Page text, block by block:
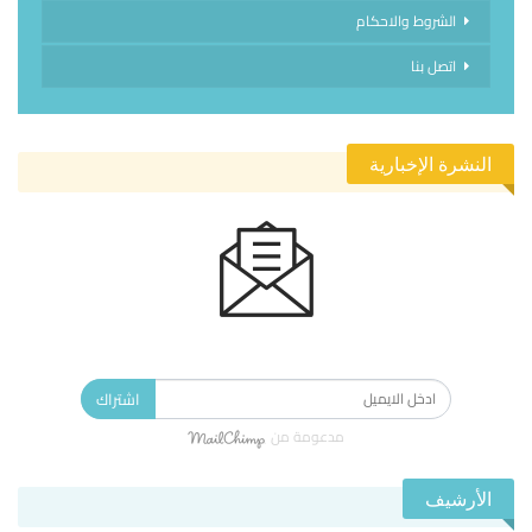
الشروط والاحكام
اتصل بنا
النشرة الإخبارية
اشتراك
مدعومة من
الأرشيف